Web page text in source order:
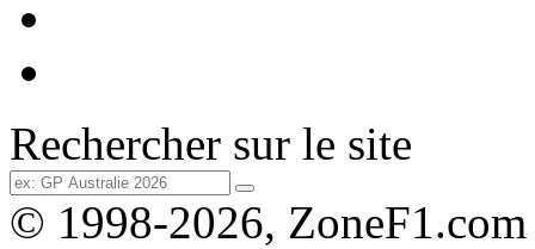
Rechercher sur le site
© 1998-2026, ZoneF1.com